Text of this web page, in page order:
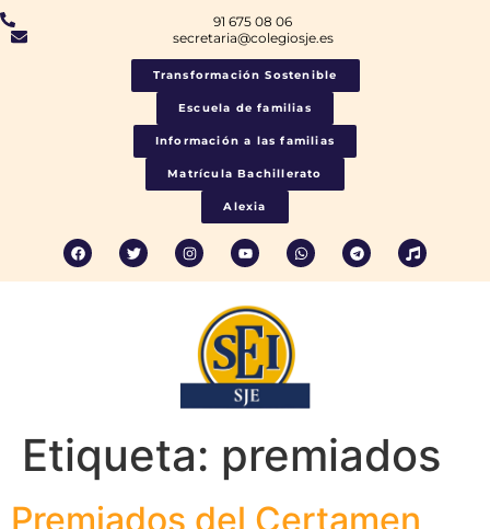
91 675 08 06
secretaria@colegiosje.es
Transformación Sostenible
Escuela de familias
Información a las familias
Matrícula Bachillerato
Alexia
Etiqueta: premiados
Premiados del Certamen